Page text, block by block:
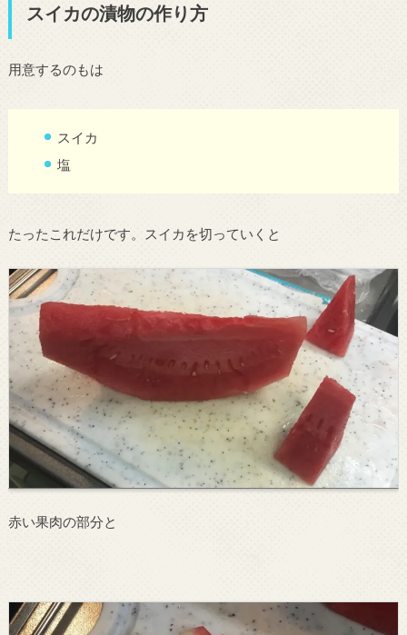
スイカの漬物の作り方
用意するのもは
スイカ
塩
たったこれだけです。スイカを切っていくと
赤い果肉の部分と